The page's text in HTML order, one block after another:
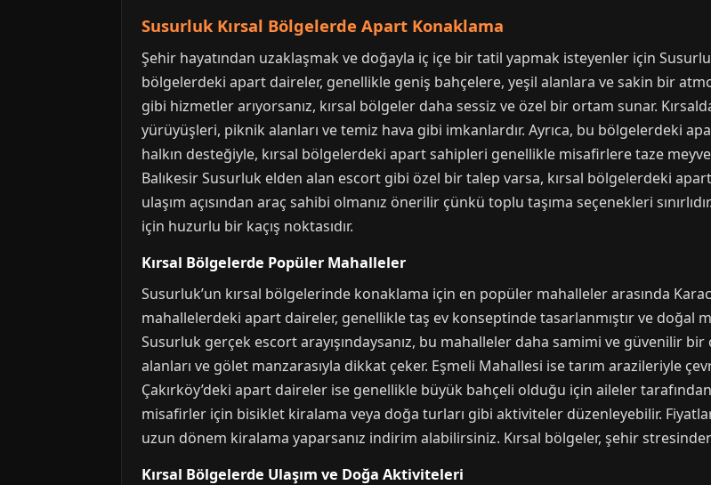
Susurluk Kırsal Bölgelerde Apart Konaklama
Şehir hayatından uzaklaşmak ve doğayla iç içe bir tatil yapmak isteyenler için
bölgelerdeki apart daireler, genellikle geniş bahçelere, yeşil alanlara ve sakin bir
gibi hizmetler arıyorsanız, kırsal bölgeler daha sessiz ve özel bir ortam sunar.
yürüyüşleri, piknik alanları ve temiz hava gibi imkanlardır. Ayrıca, bu bölgelerdeki
halkın desteğiyle, kırsal bölgelerdeki apart sahipleri genellikle misafirlere taze
Balıkesir Susurluk elden alan escort gibi özel bir talep varsa, kırsal bölgelerdeki
ulaşım açısından araç sahibi olmanız önerilir çünkü toplu taşıma seçenekleri
için huzurlu bir kaçış noktasıdır.
Kırsal Bölgelerde Popüler Mahalleler
Susurluk’un kırsal bölgelerinde konaklama için en popüler mahalleler arasında
mahallelerdeki apart daireler, genellikle taş ev konseptinde tasarlanmıştır ve doğal
Susurluk gerçek escort arayışındaysanız, bu mahalleler daha samimi ve güvenilir
alanları ve gölet manzarasıyla dikkat çeker. Eşmeli Mahallesi ise tarım arazileriyle
Çakırköy’deki apart daireler ise genellikle büyük bahçeli olduğu için aileler
misafirler için bisiklet kiralama veya doğa turları gibi aktiviteler düzenleyebilir.
uzun dönem kiralama yaparsanız indirim alabilirsiniz. Kırsal bölgeler, şehir
Kırsal Bölgelerde Ulaşım ve Doğa Aktiviteleri